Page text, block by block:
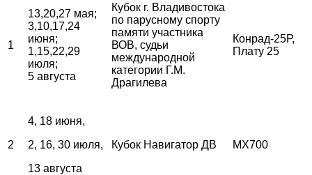
1
13,20,27 мая;
3,10,17,24
июня;
1,15,22,29
июля;
5 августа
Кубок г. Владивостока
по парусному спорту
памяти участника
ВОВ, судьи
международной
категории Г.М.
Драгилева
Конрад-25Р,
Плату 25
2
4, 18 июня,
2, 16, 30 июля,
13 августа
Кубок Навигатор ДВ MX700